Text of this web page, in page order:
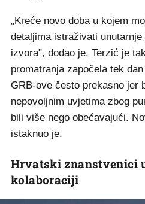
„Kreće novo doba u kojem
detaljima istraživati
izvora", dodao je. Terzić je
promatranja započela tek
GRB-ove često prekasno jer
nepovoljnim uvjetima zbog
bili više nego obećavajući.
istaknuo je.
Hrvatski znanstvenici
kolaboraciji